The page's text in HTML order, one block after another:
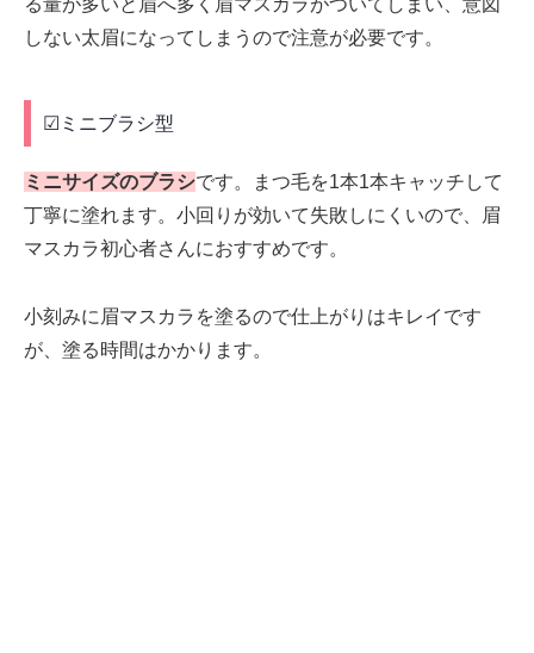
る量が多いと眉へ多く眉マスカラがついてしまい、意図
しない太眉になってしまうので注意が必要です。
☑ミニブラシ型
ミニサイズのブラシです。まつ毛を1本1本キャッチして
丁寧に塗れます。小回りが効いて失敗しにくいので、眉
マスカラ初心者さんにおすすめです。
小刻みに眉マスカラを塗るので仕上がりはキレイです
が、塗る時間はかかります。